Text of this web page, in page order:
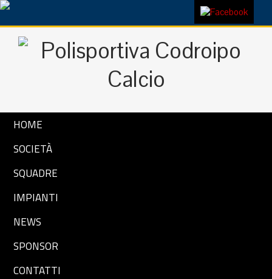
HOME
SOCIETÀ
SQUADRE
IMPIANTI
NEWS
SPONSOR
CONTATTI